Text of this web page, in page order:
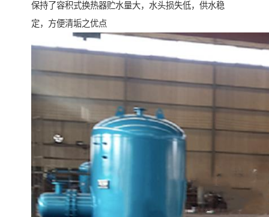
保持了容积式换热器贮水量大，水头损失低，供水稳
定，方便清垢之优点